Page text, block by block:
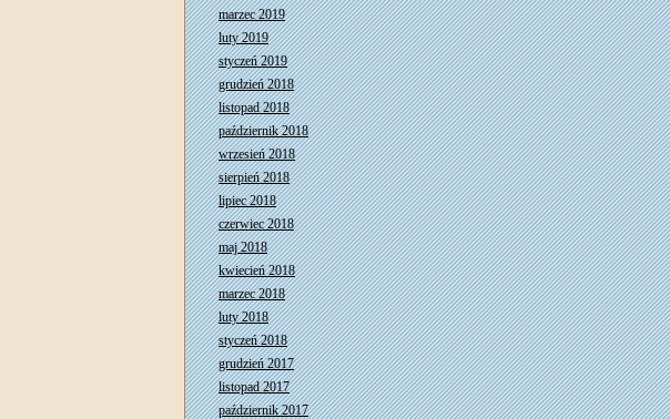
marzec 2019
luty 2019
styczeń 2019
grudzień 2018
listopad 2018
październik 2018
wrzesień 2018
sierpień 2018
lipiec 2018
czerwiec 2018
maj 2018
kwiecień 2018
marzec 2018
luty 2018
styczeń 2018
grudzień 2017
listopad 2017
październik 2017